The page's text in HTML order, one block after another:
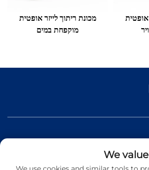
אופטית
מכונת ריתוך לייזר אופטית
מוקפחת במים
We